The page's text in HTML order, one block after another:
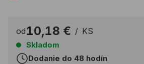
od10,18 € / KS
Skladom
Dodanie do 48 hodín